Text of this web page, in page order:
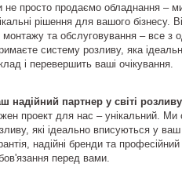
не просто продаємо обладнання –
рішення для вашого бізнесу.
монтажу та обслуговування – все з
систему розливу, яка
і перевершить ваші очікування.
надійний партнер у світі розливу
проект для нас – унікальний.
які ідеально вписуються у ваш
надійні бренди та
перед вами.